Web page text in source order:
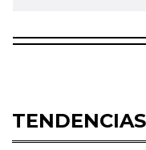
TENDENCIAS